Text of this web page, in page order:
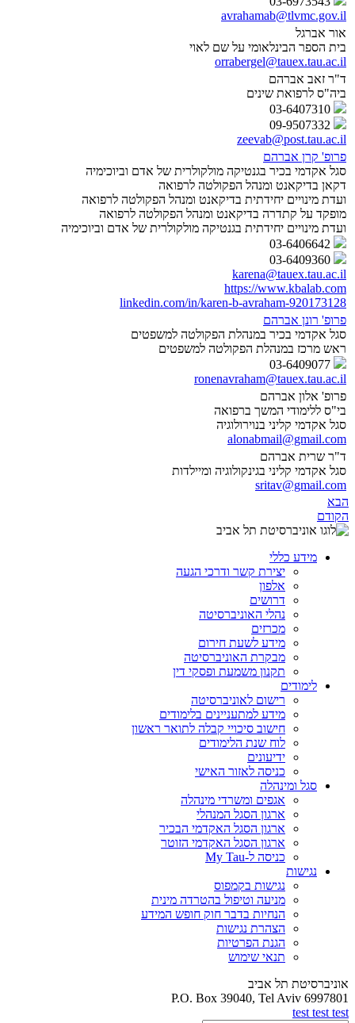
avrahamab@tlvmc.gov.il
אור אברגל
בית הספר הבינלאומי על שם לאוי
orrabergel@tauex.tau.ac.il
ד"ר זאב אברהם
ביה"ס לרפואת שינים
zeevab@post.tau.ac.il
פרופ' קרן אברהם
סגל אקדמי בכיר בגנטיקה מולקולרית של אדם וביוכימיה
דקאן בדיקאנט ומנהל הפקולטה לרפואה
ועדת מינויים יחידתית בדיקאנט ומנהל הפקולטה לרפואה
מופקד על קתדרה בדיקאנט ומנהל הפקולטה לרפואה
ועדת מינויים יחידתית בגנטיקה מולקולרית של אדם וביוכימיה
karena@tauex.tau.ac.il
https://www.kbalab.com
linkedin.com/in/karen-b-avraham-920173128
פרופ' רונן אברהם
סגל אקדמי בכיר במנהלת הפקולטה למשפטים
ראש מרכז במנהלת הפקולטה למשפטים
ronenavraham@tauex.tau.ac.il
פרופ' אלון אברהם
בי"ס ללימודי המשך ברפואה
סגל אקדמי קליני בנוירולוגיה
alonabmail@gmail.com
ד"ר שרית אברהם
סגל אקדמי קליני בגינקולוגיה ומיילדות
sritav@gmail.com
הבא
הקודם
מידע כללי
יצירת קשר ודרכי הגעה
אלפון
דרושים
נהלי האוניברסיטה
מכרזים
מידע לשעת חירום
מבקרת האוניברסיטה
תקנון משמעת ופסקי דין
לימודים
רישום לאוניברסיטה
מידע למתעניינים בלימודים
חישוב סיכויי קבלה לתואר ראשון
לוח שנת הלימודים
ידיעונים
כניסה לאזור האישי
סגל ומינהלה
אגפים ומשרדי מינהלה
ארגון הסגל המנהלי
ארגון הסגל האקדמי הבכיר
ארגון הסגל האקדמי הזוטר
כניסה ל-My Tau
נגישות
נגישות בקמפוס
מניעה וטיפול בהטרדה מינית
הנחיות בדבר חוק חופש המידע
הצהרת נגישות
הגנת הפרטיות
תנאי שימוש
אוניברסיטת תל אביב
P.O. Box 39040, Tel Aviv 6997801
test test test